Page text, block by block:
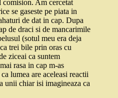
comision. Am cercetat
se gaseste pe piata in
de dat in cap. Dupa
de draci si de mancarimile
(sotul meu era deja
trei bile prin oras cu
ziceai ca suntem
rasa in cap m-as
lumea are aceleasi reactii
unii chiar isi imagineaza ca